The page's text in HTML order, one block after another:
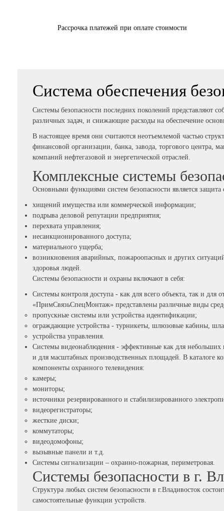
Рассрочка платежей при оплате стоимости
Система обеспечения
Системы безопасности последних поколений представляют
различных задач, и снижающие расходы на обеспечение
В настоящее время они считаются неотъемлемой частью
финансовой организации, банка, завода, торгового центра,
компаний нефтегазовой и энергетической отраслей.
Комплексные системы
Основными функциями систем безопасности является защита
хищений имущества или коммерческой информации;
подрыва деловой репутации предприятия;
перехвата управления;
несанкционированного доступа;
материального ущерба;
возникновения аварийных, пожароопасных и других
здоровья людей.
Системы безопасности и охраны включают в себя:
Системы контроля доступа - как для всего объекта, так и
«ПримСвязьСпецМонтаж» представлены различные виды
пропускные системы или устройства идентификации;
ограждающие устройства - турникеты, шлюзовые кабины,
устройства управления.
Системы видеонаблюдения - эффективные как для
и для масштабных производственных площадей. В
компоненты охранного телевидения:
камеры;
мониторы;
источники резервированного и стабилизированного
видеорегистраторы;
жесткие диски;
коммутаторы;
видеодомофоны;
вызывные панели и т.д.
Системы сигнализации – охранно-пожарная, периметровая.
Системы безопасности в г.
Структура любых систем безопасности в г.Владивосток
самостоятельные функции устройств.